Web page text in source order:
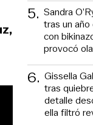
5. Sandra
tras un
con
provocó
6. Gissella
tras
detalle
ella filtró